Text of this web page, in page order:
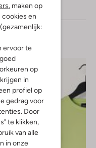
, maken op
cookies en
ervoor te
op
in
profiel op
gedrag voor
Door
te klikken,
van alle
in onze